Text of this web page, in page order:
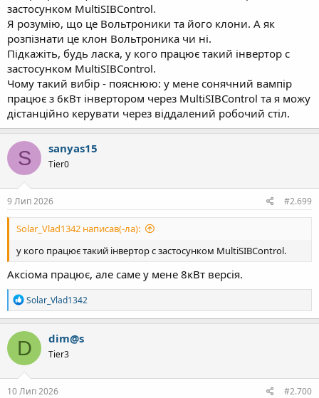
застосунком MultiSIBControl.
Я розумію, що це Вольтроники та його клони. А як
розпізнати це клон Вольтроника чи ні.
Підкажіть, будь ласка, у кого працює такий інвертор с
застосунком MultiSIBControl.
Чому такий вибір - пояснюю: у мене сонячний вампір
працює з 6кВт інвертором через MultiSIBControl та я можу
дістанційно керувати через віддалений робочий стіл.
S sanyas15
Tier0
9 Лип 2026 #2.699
Solar_Vlad1342 написав(-ла):
у кого працює такий інвертор с застосунком MultiSIBControl.
Аксіома працює, але саме у мене 8кВт версія.
Р
е
а
к
ц
і
ї
:
Solar_Vlad1342
D dim@s
Tier3
10 Лип 2026 #2.700